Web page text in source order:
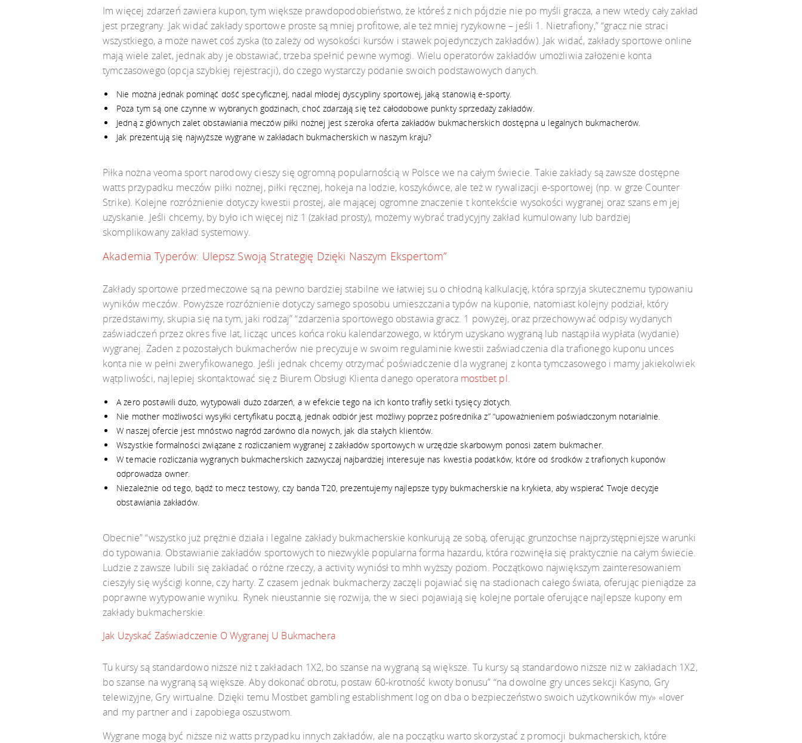
Im więcej zdarzeń zawiera kupon, tym większe prawdopodobieństwo, że któreś z nich pójdzie nie po myśli gracza, a new wtedy cały zakład
jest przegrany. Jak widać zakłady sportowe proste są mniej profitowe, ale też mniej ryzykowne – jeśli 1. Nietrafiony,” “gracz nie straci
wszystkiego, a może nawet coś zyska (to zależy od wysokości kursów i stawek pojedynczych zakładów). Jak widać, zakłady sportowe online
mają wiele zalet, jednak aby je obstawiać, trzeba spełnić pewne wymogi. Wielu operatorów zakładów umożliwia założenie konta
tymczasowego (opcja szybkiej rejestracji), do czego wystarczy podanie swoich podstawowych danych.
Nie można jednak pominąć dość specyficznej, nadal młodej dyscypliny sportowej, jaką stanowią e-sporty.
Poza tym są one czynne w wybranych godzinach, choć zdarzają się też całodobowe punkty sprzedaży zakładów.
Jedną z głównych zalet obstawiania meczów piłki nożnej jest szeroka oferta zakładów bukmacherskich dostępna u legalnych bukmacherów.
Jak prezentują się najwyższe wygrane w zakładach bukmacherskich w naszym kraju?
Piłka nożna veoma sport narodowy cieszy się ogromną popularnością w Polsce we na całym świecie. Takie zakłady są zawsze dostępne
watts przypadku meczów piłki nożnej, piłki ręcznej, hokeja na lodzie, koszykówce, ale też w rywalizacji e-sportowej (np. w grze Counter
Strike). Kolejne rozróżnienie dotyczy kwestii prostej, ale mającej ogromne znaczenie t kontekście wysokości wygranej oraz szans em jej
uzyskanie. Jeśli chcemy, by było ich więcej niż 1 (zakład prosty), możemy wybrać tradycyjny zakład kumulowany lub bardziej
skomplikowany zakład systemowy.
Akademia Typerów: Ulepsz Swoją Strategię Dzięki Naszym Ekspertom”
Zakłady sportowe przedmeczowe są na pewno bardziej stabilne we łatwiej su o chłodną kalkulację, która sprzyja skutecznemu typowaniu
wyników meczów. Powyższe rozróżnienie dotyczy samego sposobu umieszczania typów na kuponie, natomiast kolejny podział, który
przedstawimy, skupia się na tym, jaki rodzaj” “zdarzenia sportowego obstawia gracz. 1 powyżej, oraz przechowywać odpisy wydanych
zaświadczeń przez okres five lat, licząc unces końca roku kalendarzowego, w którym uzyskano wygraną lub nastąpiła wypłata (wydanie)
wygranej. Żaden z pozostałych bukmacherów nie precyzuje w swoim regulaminie kwestii zaświadczenia dla trafionego kuponu unces
konta nie w pełni zweryfikowanego. Jeśli jednak chcemy otrzymać poświadczenie dla wygranej z konta tymczasowego i mamy jakiekolwiek
wątpliwości, najlepiej skontaktować się z Biurem Obsługi Klienta danego operatora mostbet pl.
A zero postawili dużo, wytypowali dużo zdarzeń, a w efekcie tego na ich konto trafiły setki tysięcy złotych.
Nie mother możliwości wysyłki certyfikatu pocztą, jednak odbiór jest możliwy poprzez pośrednika z” “upoważnieniem poświadczonym notarialnie.
W naszej ofercie jest mnóstwo nagród zarówno dla nowych, jak dla stałych klientów.
Wszystkie formalności związane z rozliczaniem wygranej z zakładów sportowych w urzędzie skarbowym ponosi zatem bukmacher.
W temacie rozliczania wygranych bukmacherskich zazwyczaj najbardziej interesuje nas kwestia podatków, które od środków z trafionych kuponów
odprowadza owner.
Niezależnie od tego, bądź to mecz testowy, czy banda T20, prezentujemy najlepsze typy bukmacherskie na krykieta, aby wspierać Twoje decyzje
obstawiania zakładów.
Obecnie” “wszystko już prężnie działa i legalne zakłady bukmacherskie konkurują ze sobą, oferując grunzochse najprzystępniejsze warunki
do typowania. Obstawianie zakładów sportowych to niezwykle popularna forma hazardu, która rozwinęła się praktycznie na całym świecie.
Ludzie z zawsze lubili się zakładać o różne rzeczy, a activity wyniósł to mhh wyższy poziom. Początkowo największym zainteresowaniem
cieszyły się wyścigi konne, czy harty. Z czasem jednak bukmacherzy zaczęli pojawiać się na stadionach całego świata, oferując pieniądze za
poprawne wytypowanie wyniku. Rynek nieustannie się rozwija, the w sieci pojawiają się kolejne portale oferujące najlepsze kupony em
zakłady bukmacherskie.
Jak Uzyskać Zaświadczenie O Wygranej U Bukmachera
Tu kursy są standardowo niższe niż t zakładach 1X2, bo szanse na wygraną są większe. Tu kursy są standardowo niższe niż w zakładach 1X2,
bo szanse na wygraną są większe. Aby dokonać obrotu, postaw 60-krotność kwoty bonusu” “na dowolne gry unces sekcji Kasyno, Gry
telewizyjne, Gry wirtualne. Dzięki temu Mostbet gambling establishment log on dba o bezpieczeństwo swoich użytkowników my» «lover
and my partner and i zapobiega oszustwom.
Wygrane mogą być niższe niż watts przypadku innych zakładów, ale na początku warto skorzystać z promocji bukmacherskich, które